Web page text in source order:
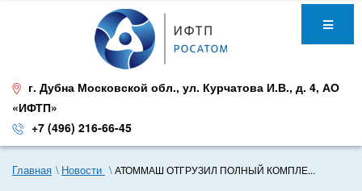
г. Дубна Московской обл., ул. Курчатова И.В., д. 4, АО
«ИФТП»
+7 (496) 216-66-45
Главная Новости АТОММАШ ОТГРУЗИЛ ПОЛНЫЙ КОМПЛЕ...